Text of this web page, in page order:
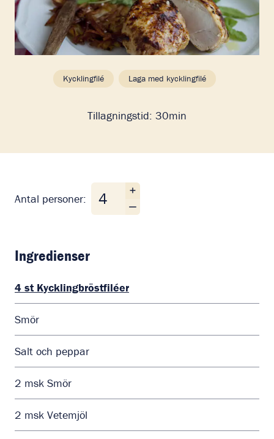
Kycklingfilé Laga med kycklingfilé
Tillagningstid: 30min
Antal personer:
Antal personer
Ingredienser
4 st Kycklingbröstfiléer
Smör
Salt och peppar
2 msk Smör
2 msk Vetemjöl